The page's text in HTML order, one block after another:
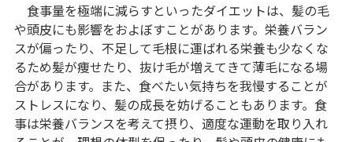
食事量を極端に減らすといったダイエットは、髪の毛
や頭皮にも影響をおよぼすことがあります。栄養バラン
スが偏ったり、不足して毛根に運ばれる栄養も少なくな
るため髪が痩せたり、抜け毛が増えてきて薄毛になる場
合があります。また、食べたい気持ちを我慢することが
ストレスになり、髪の成長を妨げることもあります。食
事は栄養バランスを考えて摂り、適度な運動を取り入れ